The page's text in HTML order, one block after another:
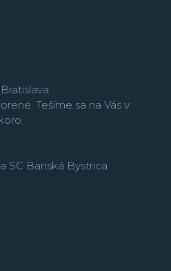
Tešíme sa na Vás v
SC Banská Bystrica